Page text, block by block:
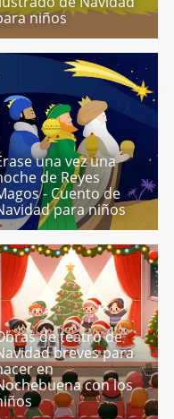
niños
una vez una
de Reyes
- Cuento de
para niños
de teatro de
breves para
en
con los